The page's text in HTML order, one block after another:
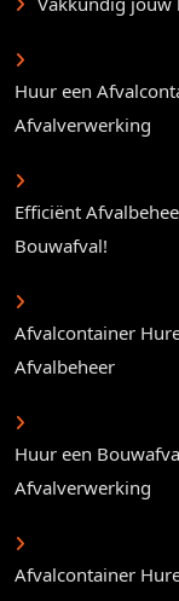
Huur een
Afvalverwerking
Efficiënt
Bouwafval!
Afvalcontainer
Afvalbeheer
Huur een
Afvalverwerking
Afvalcontainer